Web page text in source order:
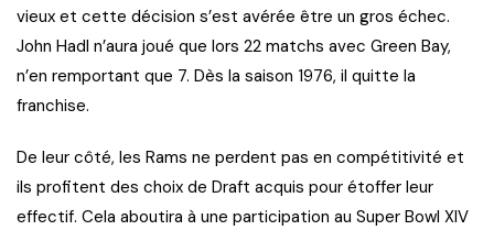
vieux et cette décision s’est avérée être un gros échec.
John Hadl n’aura joué que lors 22 matchs avec Green Bay,
n’en remportant que 7. Dès la saison 1976, il quitte la
franchise.
De leur côté, les Rams ne perdent pas en compétitivité et
ils profitent des choix de Draft acquis pour étoffer leur
effectif. Cela aboutira à une participation au Super Bowl XIV